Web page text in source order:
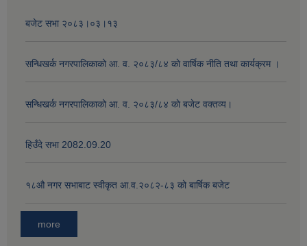
बजेट सभा २०८३।०३।१३
सन्धिखर्क नगरपालिकाको आ. व. २०८३/८४ काे वार्षिक नीति तथा कार्यक्रम ।
सन्धिखर्क नगरपालिकाको आ. व. २०८३/८४ काे बजेट वक्तव्य।
हिउँदे सभा 2082.09.20
१८‍औ नगर सभाबाट स्वीकृत आ.व.२०८२-८३ को बार्षिक बजेट
more